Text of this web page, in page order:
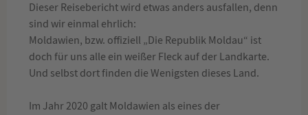
Dieser Reisebericht wird etwas anders ausfallen, denn
sind wir einmal ehrlich:
Moldawien, bzw. offiziell „Die Republik Moldau“ ist
doch für uns alle ein weißer Fleck auf der Landkarte.
Und selbst dort finden die Wenigsten dieses Land.
Im Jahr 2020 galt Moldawien als eines der